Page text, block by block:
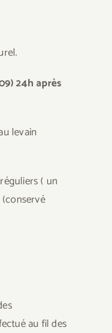
24h après
levain
( un
au fil des